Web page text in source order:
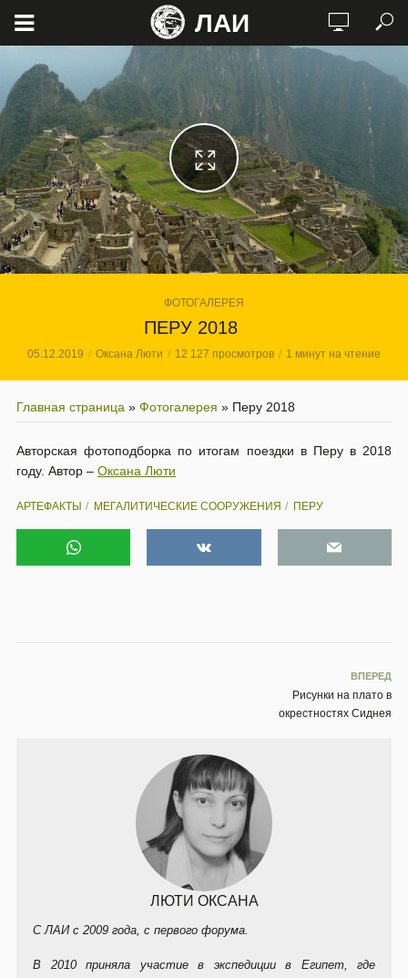
ЛАИ
ФОТОГАЛЕРЕЯ
ПЕРУ 2018
05.12.2019 Оксана Люти 12 127 просмотров 1 минут на чтение
Главная страница » Фотогалерея » Перу 2018
Авторская фотоподборка по итогам поездки в Перу в 2018
году. Автор – Оксана Люти
АРТЕФАКТЫ МЕГАЛИТИЧЕСКИЕ СООРУЖЕНИЯ ПЕРУ
ВПЕРЕД
Рисунки на плато в
окрестностях Сиднея
ЛЮТИ ОКСАНА
С ЛАИ с 2009 года, с первого форума.
В 2010 приняла участие в экспедиции в Египет, где